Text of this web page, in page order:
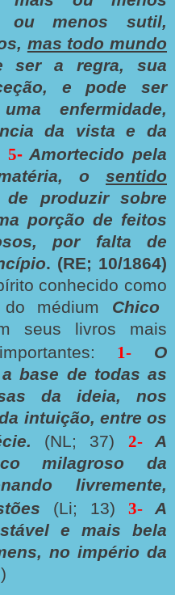
ou menos sutil,
mas todo mundo
ser a regra, sua
e pode ser
enfermidade,
da vista e da
5- Amortecido pela
o sentido
produzir sobre
porção de feitos
por falta de
. (RE; 10/1864)
conhecido como
do médium Chico
seus livros mais
1-
O
base de todas as
da ideia, nos
intuição, entre os
(NL; 37) 2-A
milagroso da
livremente,
(Li; 13) 3- A
e mais bela
no império da